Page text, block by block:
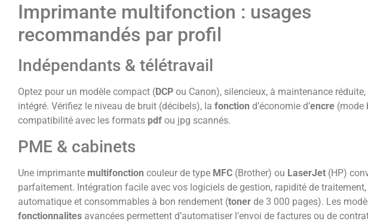
Imprimante multifonction : usages
recommandés par profil
Indépendants & télétravail
Optez pour un modèle compact (DCP ou Canon), silencieux, à maintenance réduite,
intégré. Vérifiez le niveau de bruit (décibels), la fonction d’économie d’encre (mode
compatibilité avec les formats pdf ou jpg scannés.
PME & cabinets
Une imprimante multifonction couleur de type MFC (Brother) ou LaserJet (HP)
parfaitement. Intégration facile avec vos logiciels de gestion, rapidité de
automatique et consommables à bon rendement (toner de 3 000 pages). Les
fonctionnalites avancées permettent d’automatiser l’envoi de factures ou de